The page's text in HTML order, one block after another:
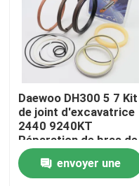
Contrôle de qualité
Contactez-nous
Nouvelles
Cas
Daewoo DH300 5 7 Kit
de joint d'excavatrice
2440 9240KT
Réparation de bras de
cylindre
envoyer une